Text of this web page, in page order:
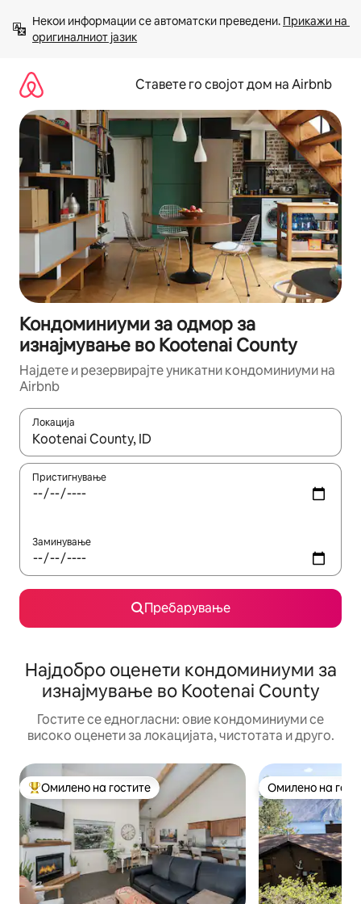
содржина
Некои информации се автоматски преведени. Прикажи на
оригиналниот јазик
Ставете го својот дом на Airbnb
Кондоминиуми за одмор за
изнајмување во Kootenai County
Најдете и резервирајте уникатни кондоминиуми на
Airbnb
Локација
Кога резултатите се достапни, движете се со копчињата
Пристигнување
Заминување
Пребарување
Најдобро оценети кондоминиуми за
изнајмување во Kootenai County
Гостите се едногласни: овие кондоминиуми се
високо оценети за локацијата, чистотата и друго.
Меѓу најуспешните „Омилени на гостите“
Омилено на гостите Омилено на
Омилено на